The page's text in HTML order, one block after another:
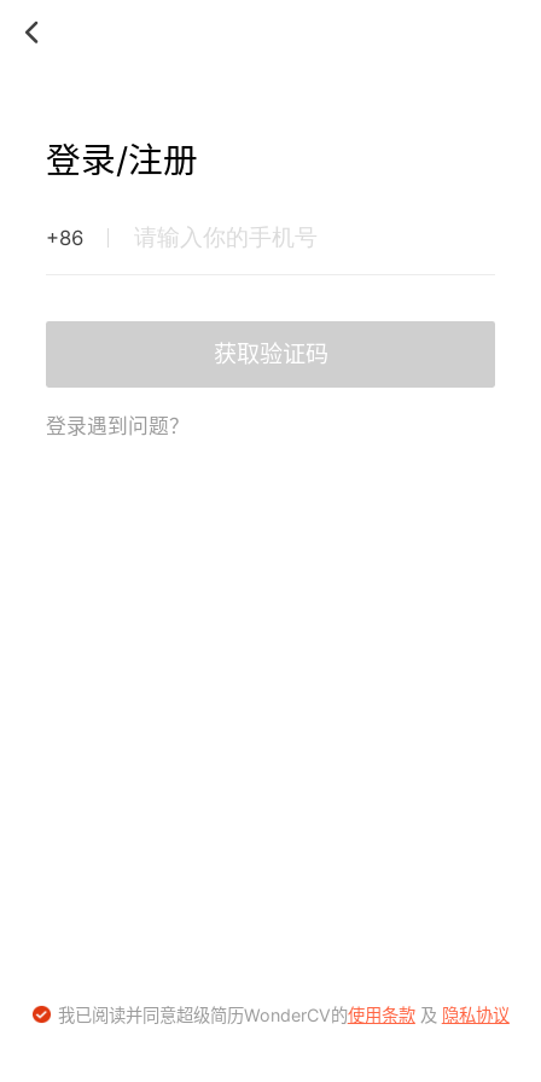
登录/注册
+86
获取验证码
登录遇到问题？
我已阅读并同意超级简历WonderCV的使用条款及 隐私协议